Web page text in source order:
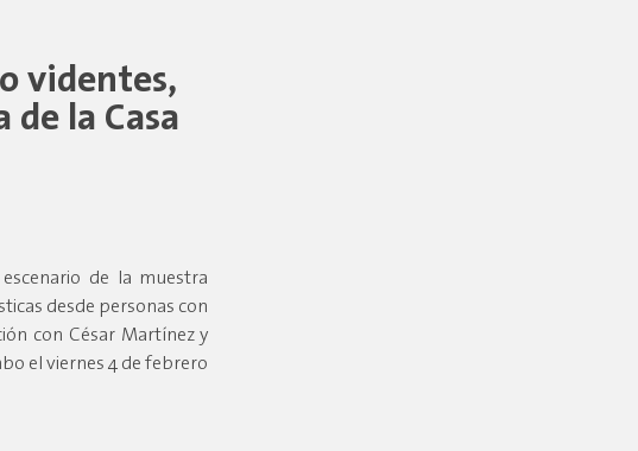
videntes,
la Casa
de la muestra
desde personas con
con César Martínez y
el viernes 4 de febrero